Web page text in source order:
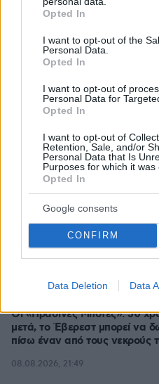
grant or deny consent to
use your data for below
consent section.
Opted In
I want to opt-out of the
Personal Data.
Opted In
I want to opt-out of
Personal Data for
Opted In
I want to opt-out of
Retention, Sale, and/or
Personal Data that Is
Purposes for which it was
Opted In
Google consents
CONFIRM
Data Deletion Data
Μυστήριο 3.500 ετών
που δεν πρόλαβε να
μπορεί ν' αλλάξει τη
έκρηξης
08.08.2026, 18:08
Σοβαρό τροχαίο από
στην Αθηνών-Σουνίου:
με μηχανή της ΔΙΑΣ, δύο
τραυματίες, βίντεο
Οι «Πράσινες Μπότες»: 30
μετά, το Έβερεστ μπορεί να
πίσω έναν από τους νεκρούς
08.08.2026, 21:49